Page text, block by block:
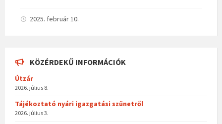
b
o
o
k
za
m
2025. február 10.
KÖZÉRDEKŰ INFORMÁCIÓK
Útzár
2026. július 8.
Tájékoztató nyári igazgatási szünetről
2026. július 3.